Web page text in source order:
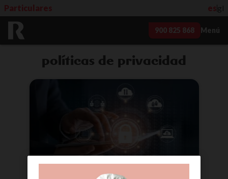
Particulares es
900 825 868 Menú
políticas de privacidad